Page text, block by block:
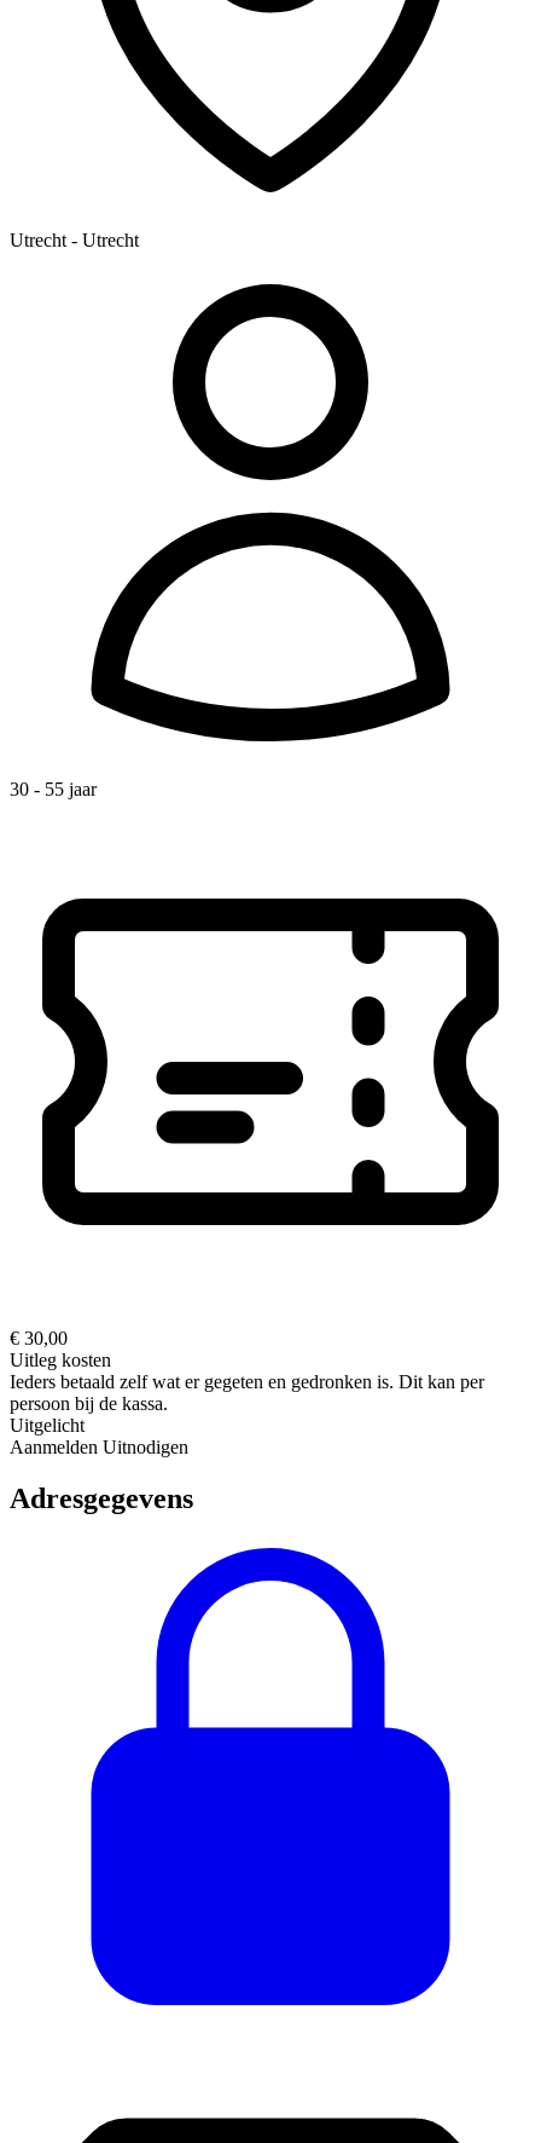
Utrecht - Utrecht
30 - 55 jaar
€ 30,00
Uitleg kosten
Ieders betaald zelf wat er gegeten en gedronken is. Dit kan per
persoon bij de kassa.
Uitgelicht
Aanmelden Uitnodigen
Adresgegevens